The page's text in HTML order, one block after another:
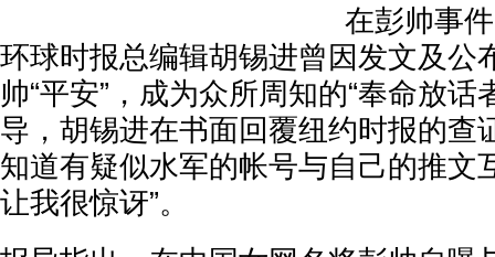
在彭帅事
环球时报总编辑胡锡进曾因发文及公
帅“平安”，成为众所周知的“奉命放话
导，胡锡进在书面回覆纽约时报的查
知道有疑似水军的帐号与自己的推文
让我很惊讶”。